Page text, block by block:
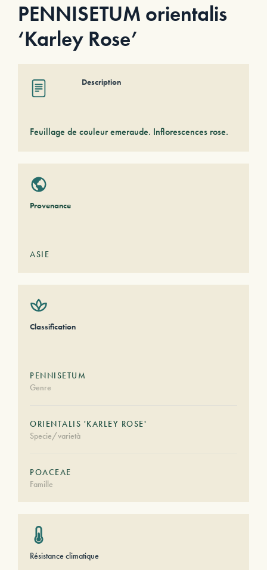
PENNISETUM orientalis
‘Karley Rose’
Description
Feuillage de couleur emeraude. Inflorescences rose.
Provenance
ASIE
Classification
PENNISETUM
Genre
ORIENTALIS 'KARLEY ROSE'
Specie/varietà
POACEAE
Famille
Résistance climatique